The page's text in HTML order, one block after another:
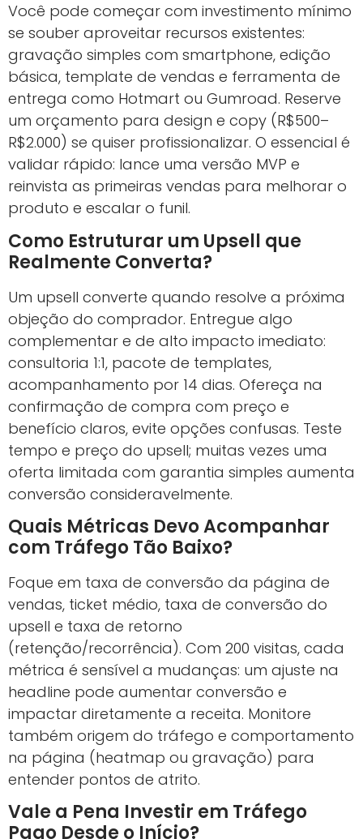
Você pode começar com investimento mínimo
se souber aproveitar recursos existentes:
gravação simples com smartphone, edição
básica, template de vendas e ferramenta de
entrega como Hotmart ou Gumroad. Reserve
um orçamento para design e copy (R$500–
R$2.000) se quiser profissionalizar. O essencial é
validar rápido: lance uma versão MVP e
reinvista as primeiras vendas para melhorar o
produto e escalar o funil.
Como Estruturar um Upsell que
Realmente Converta?
Um upsell converte quando resolve a próxima
objeção do comprador. Entregue algo
complementar e de alto impacto imediato:
consultoria 1:1, pacote de templates,
acompanhamento por 14 dias. Ofereça na
confirmação de compra com preço e
benefício claros, evite opções confusas. Teste
tempo e preço do upsell; muitas vezes uma
oferta limitada com garantia simples aumenta
conversão consideravelmente.
Quais Métricas Devo Acompanhar
com Tráfego Tão Baixo?
Foque em taxa de conversão da página de
vendas, ticket médio, taxa de conversão do
upsell e taxa de retorno
(retenção/recorrência). Com 200 visitas, cada
métrica é sensível a mudanças: um ajuste na
headline pode aumentar conversão e
impactar diretamente a receita. Monitore
também origem do tráfego e comportamento
na página (heatmap ou gravação) para
entender pontos de atrito.
Vale a Pena Investir em Tráfego
Pago Desde o Início?